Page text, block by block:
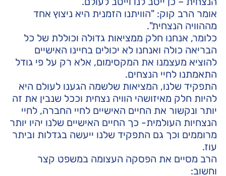
אומר הרב קוק: "הוויתנו הזמנית היא ניצוץ אחד
מההוויה הנצחית".
כלומר, אנחנו חלק ממציאות גדולה וכוללת של כל
הבריאה כולה ואנחנו לא יכולים בחיינו האישיים
להוציא מעצמנו את המקסימום, אלא רק על פי גודל
התאמתנו לחיי הנצחים.
התפקיד שלנו, המציאות שלשמה הגענו לעולם היא
להיות חלק מאיזושהי הוויה נצחית וככל שנבין את זה
יותר ונקשור את החיים האישיים לחיי החברה, לחיי
הנצחיות העולמית- כך החיים האישיים שלנו יהיו יותר
מרוממים וכך גם התפקיד שלנו ייעשה בגדלות וביתר
עוז.
הרב מסיים את הפסקה העצומה במשפט קצר
וחשוב: